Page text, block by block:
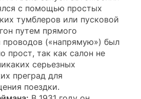
с помощью простых
тумблеров или пусковой
путем прямого
проводов («напрямую») был
прост, так как салон не
серьезных
преград для
поездки.